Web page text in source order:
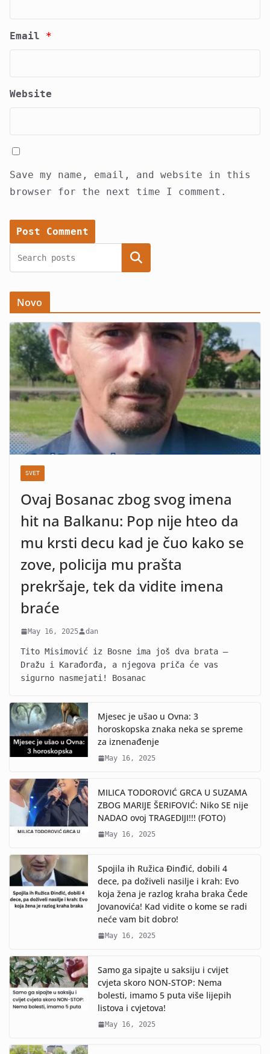
Email *
Website
Save my name, email, and website in this
browser for the next time I comment.
Search
Novo
SVET
Ovaj Bosanac zbog svog imena
hit na Balkanu: Pop nije hteo da
mu krsti decu kad je čuo kako se
zove, policija mu prašta
prekršaje, tek da vidite imena
braće
May 16, 2025 dan
Tito Misimović iz Bosne ima još dva brata –
Dražu i Karađorđa, a njegova priča će vas
sigurno nasmejati! Bosanac
Mjesec je ušao u Ovna: 3
horoskopska znaka neka se spreme
za iznenađenje
May 16, 2025
MILICA TODOROVIĆ GRCA U SUZAMA
ZBOG MARIJE ŠERIFOVIĆ: Niko SE nije
NADAO ovoj TRAGEDIJI!!! (FOTO)
May 16, 2025
Spojila ih Ružica Đinđić, dobili 4
dece, pa doživeli nasilje i krah: Evo
koja žena je razlog kraha braka Čede
Jovanovića! Kad vidite o kome se radi
neće vam bit dobro!
May 16, 2025
Samo ga sipajte u saksiju i cvijet
cvjeta skoro NON-STOP: Nema
bolesti, imamo 5 puta više lijepih
listova i cvjetova!
May 16, 2025